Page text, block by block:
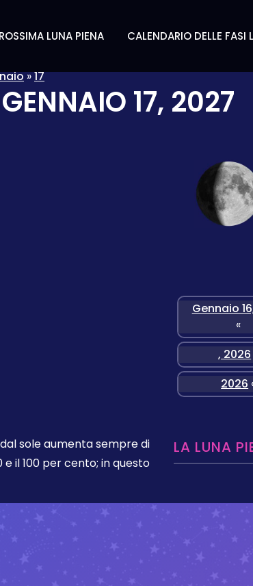
LUNA PIENA CALENDARIO DELLE FASI
»17
GENNAIO 17, 2027
Gennaio
«
, 2026
2026
sole aumenta sempre di
il 100 per cento; in questo
LA LUNA